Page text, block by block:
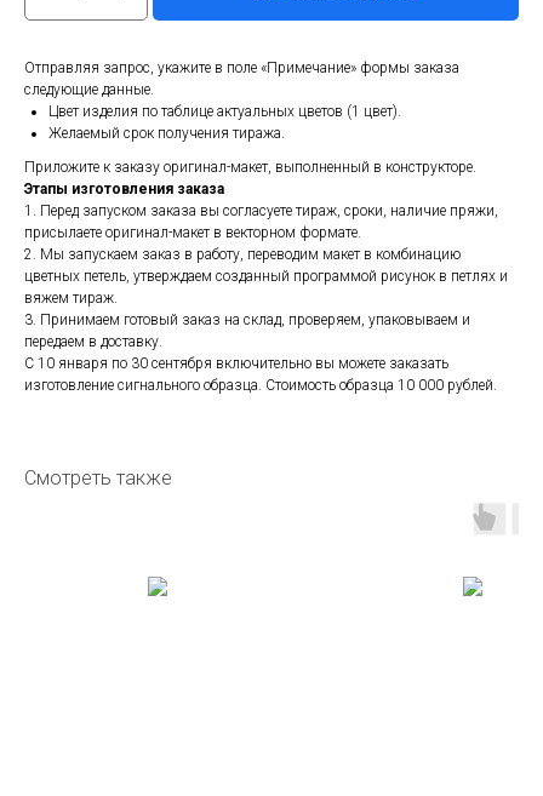
Отправляя запрос, укажите в поле «Примечание» формы заказа
следующие данные.
Цвет изделия по таблице актуальных цветов (1 цвет).
Желаемый срок получения тиража.
Приложите к заказу оригинал-макет, выполненный в конструкторе.
Этапы изготовления заказа
1. Перед запуском заказа вы согласуете тираж, сроки, наличие пряжи,
присылаете оригинал-макет в векторном формате.
2. Мы запускаем заказ в работу, переводим макет в комбинацию
цветных петель, утверждаем созданный программой рисунок в петлях и
вяжем тираж.
3. Принимаем готовый заказ на склад, проверяем, упаковываем и
передаем в доставку.
С 10 января по 30 сентября включительно вы можете заказать
изготовление сигнального образца. Стоимость образца 10 000 рублей.
Смотреть также